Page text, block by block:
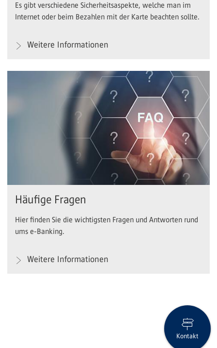
Es gibt verschiedene Sicherheitsaspekte, welche man im
Internet oder beim Bezahlen mit der Karte beachten sollte.
Weitere Informationen
Häufige Fragen
Hier finden Sie die wichtigsten Fragen und Antworten rund
ums e-Banking.
Weitere Informationen
Kontakt